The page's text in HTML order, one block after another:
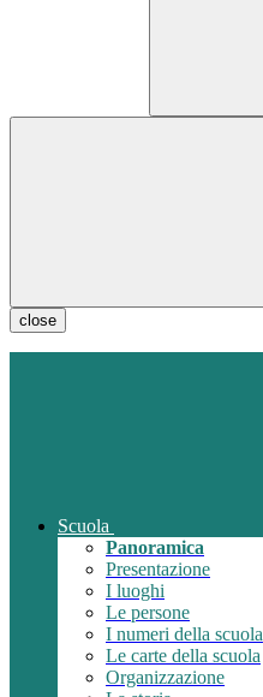
close
Scuola
Panoramica
Presentazione
I luoghi
Le persone
I numeri della scuola
Le carte della scuola
Organizzazione